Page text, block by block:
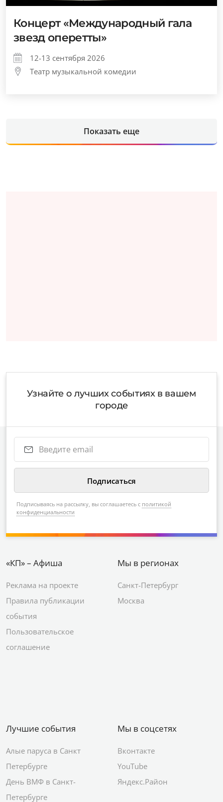
Концерт «Международный гала
звезд оперетты»
12-13 сентября 2026
Театр музыкальной комедии
Показать еще
Узнайте о лучших событиях в вашем
городе
Подписываясь на рассылку, вы соглашаетесь с политикой
конфиденциальности
«КП» – Афиша
Реклама на проекте
Правила публикации
события
Пользовательское
соглашение
Мы в регионах
Санкт-Петербург
Москва
Лучшие события
Алые паруса в Санкт
Петербурге
День ВМФ в Санкт-
Петербурге
Мы в соцсетях
Вконтакте
YouTube
Яндекс.Район